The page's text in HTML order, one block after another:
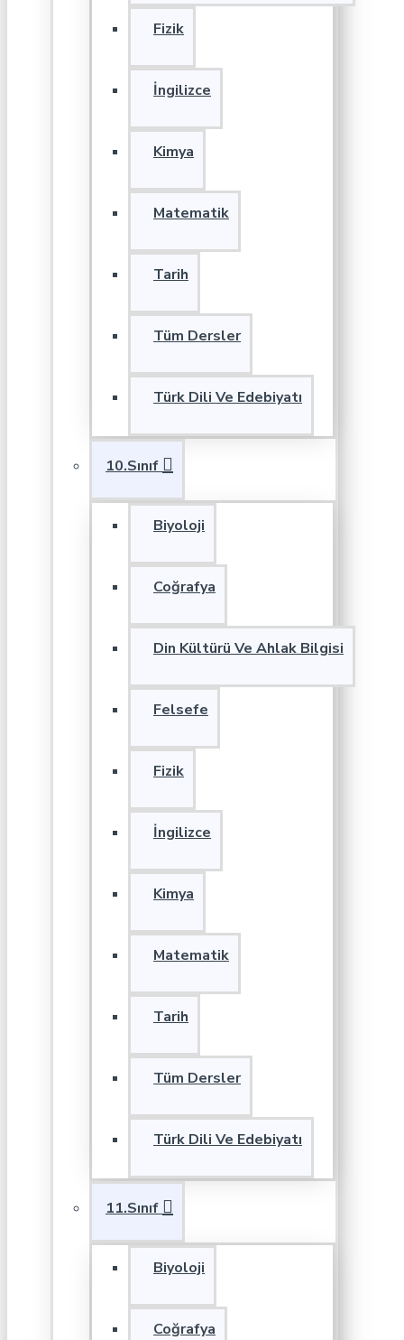
Fizik
İngilizce
Kimya
Matematik
Tarih
Tüm Dersler
Türk Dili Ve Edebiyatı
10.Sınıf
Biyoloji
Coğrafya
Din Kültürü Ve Ahlak Bilgisi
Felsefe
Fizik
İngilizce
Kimya
Matematik
Tarih
Tüm Dersler
Türk Dili Ve Edebiyatı
11.Sınıf
Biyoloji
Coğrafya